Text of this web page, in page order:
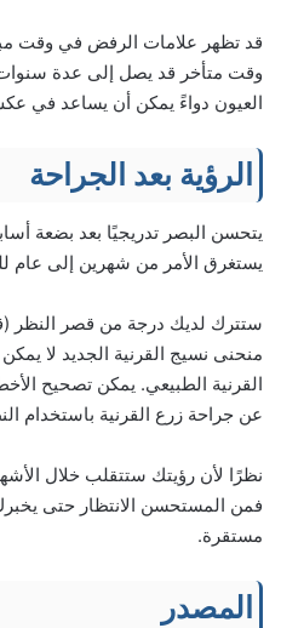
قد تظهر علامات الرفض في وقت
وقت متأخر قد يصل إلى عدة
العيون دواءً يمكن أن يساعد في
الرؤية بعد الجراحة
يتحسن البصر تدريجيًا بعد بضعة
يستغرق الأمر من شهرين إلى عام
ستترك لديك درجة من قصر النظر
منحنى نسيج القرنية الجديد لا
القرنية الطبيعي. يمكن تصحيح
عن جراحة زرع القرنية باستخدام
نظرًا لأن رؤيتك ستتقلب خلال
فمن المستحسن الانتظار حتى
مستقرة.
المصدر